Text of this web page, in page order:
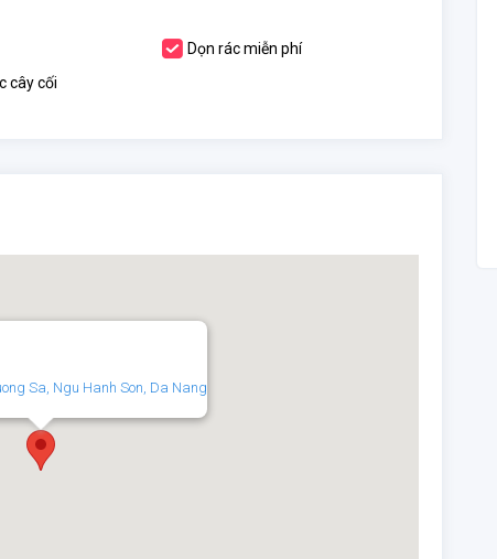
Dọn rác miễn phí
cây cối
Sa, Ngu Hanh Son, Da Nang